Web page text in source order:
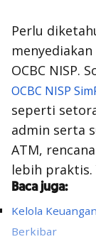
Perlu
OCBC NISP.
OCBC NISP
seperti
admin serta
ATM,
lebih praktis.
Baca juga:
Kelola
Berkibar